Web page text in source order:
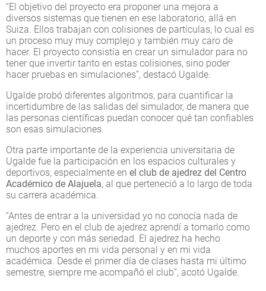
“El objetivo del proyecto era proponer una mejora a
diversos sistemas que tienen en ese laboratorio, allá en
Suiza. Ellos trabajan con colisiones de partículas, lo cual es
un proceso muy muy complejo y también muy caro de
hacer. El proyecto consistía en crear un simulador para no
tener que invertir tanto en estas colisiones, sino poder
hacer pruebas en simulaciones”, destacó Ugalde.
Ugalde probó diferentes algoritmos, para cuantificar la
incertidumbre de las salidas del simulador, de manera que
las personas científicas puedan conocer qué tan confiables
son esas simulaciones.
Otra parte importante de la experiencia universitaria de
Ugalde fue la participación en los espacios culturales y
deportivos, especialmente en el club de ajedrez del Centro
Académico de Alajuela, al que perteneció a lo largo de toda
su carrera académica.
“Antes de entrar a la universidad yo no conocía nada de
ajedrez. Pero en el club de ajedrez aprendí a tomarlo como
un deporte y con más seriedad. El ajedrez ha hecho
muchos aportes en mi vida personal y en mi vida
académica. Desde el primer día de clases hasta mi último
semestre, siempre me acompañó el club”, acotó Ugalde.